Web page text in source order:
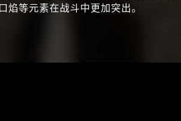
焰等元素在战斗中更加突出。